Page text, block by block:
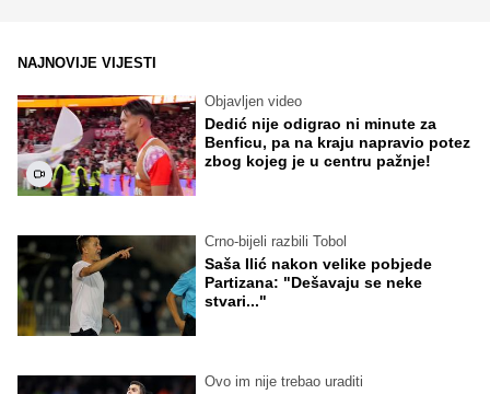
NAJNOVIJE VIJESTI
Objavljen video
Dedić nije odigrao ni minute za
Benficu, pa na kraju napravio potez
zbog kojeg je u centru pažnje!
Crno-bijeli razbili Tobol
Saša Ilić nakon velike pobjede
Partizana: "Dešavaju se neke
stvari..."
Ovo im nije trebao uraditi